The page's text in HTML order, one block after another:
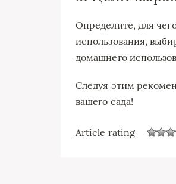
Определите, для
использования,
домашнего
Следуя этим
вашего сада!
Article rating